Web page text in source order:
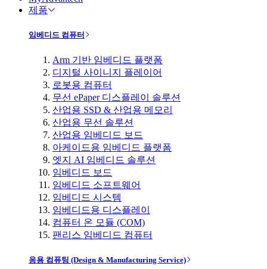
제품
임베디드 컴퓨터
Arm 기반 임베디드 플랫폼
디지털 사이니지 플레이어
로봇용 컴퓨터
무선 ePaper 디스플레이 솔루션
산업용 SSD & 산업용 메모리
산업용 무선 솔루션
산업용 임베디드 보드
아케이드용 임베디드 플랫폼
엣지 AI 임베디드 솔루션
임베디드 보드
임베디드 소프트웨어
임베디드 시스템
임베디드용 디스플레이
컴퓨터 온 모듈 (COM)
팬리스 임베디드 컴퓨터
응용 컴퓨팅 (Design & Manufacturing Service)